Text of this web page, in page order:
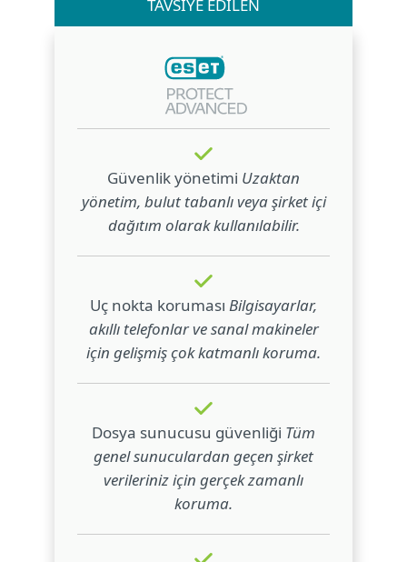
TAVSİYE EDİLEN
Güvenlik yönetimi Uzaktan
yönetim, bulut tabanlı veya şirket içi
dağıtım olarak kullanılabilir.
Uç nokta koruması Bilgisayarlar,
akıllı telefonlar ve sanal makineler
için gelişmiş çok katmanlı koruma.
Dosya sunucusu güvenliği Tüm
genel sunuculardan geçen şirket
verileriniz için gerçek zamanlı
koruma.